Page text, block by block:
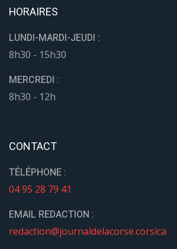
HORAIRES
LUNDI-MARDI-JEUDI :
8h30 - 15h30
MERCREDI :
8h30 - 12h
CONTACT
TÉLÉPHONE :
04 95 28 79 41
EMAIL REDACTION :
redaction@journaldelacorse.corsica